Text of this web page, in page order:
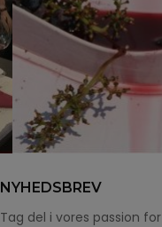
NYHEDSBREV
Tag del i vores passion